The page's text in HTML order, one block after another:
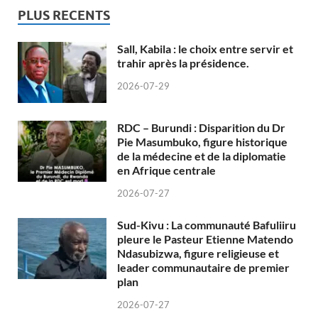
PLUS RECENTS
Sall, Kabila : le choix entre servir et
trahir après la présidence.
2026-07-29
RDC – Burundi : Disparition du Dr
Pie Masumbuko, figure historique
de la médecine et de la diplomatie
en Afrique centrale
2026-07-27
Sud-Kivu : La communauté Bafuliiru
pleure le Pasteur Etienne Matendo
Ndasubizwa, figure religieuse et
leader communautaire de premier
plan
2026-07-27